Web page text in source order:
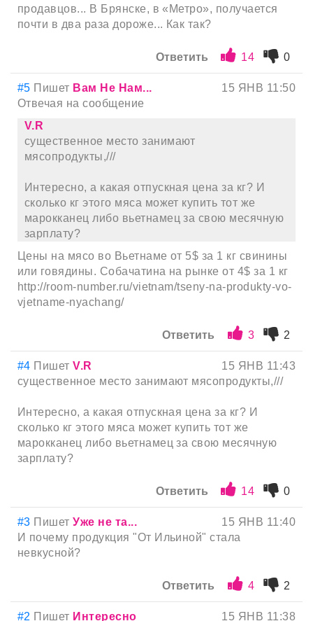
продавцов... В Брянске, в «Метро», получается
почти в два раза дороже... Как так?
Ответить 14 0
#5 Пишет Вам Не Нам...
15 ЯНВ 11:50
Отвечая на сообщение
V.R
существенное место занимают
мясопродукты,///
Интересно, а какая отпускная цена за кг? И
сколько кг этого мяса может купить тот же
марокканец либо вьетнамец за свою месячную
зарплату?
Цены на мясо во Вьетнаме от 5$ за 1 кг свинины
или говядины. Собачатина на рынке от 4$ за 1 кг
http://room-number.ru/vietnam/tseny-na-produkty-vo-
vjetname-nyachang/
Ответить 3 2
#4 ПишетV.R
15 ЯНВ 11:43
существенное место занимают мясопродукты,///
Интересно, а какая отпускная цена за кг? И
сколько кг этого мяса может купить тот же
марокканец либо вьетнамец за свою месячную
зарплату?
Ответить 14 0
#3 ПишетУже не та...
15 ЯНВ 11:40
И почему продукция "От Ильиной" стала
невкусной?
Ответить 4 2
#2 Пишет Интереснo 15 ЯНВ 11:38